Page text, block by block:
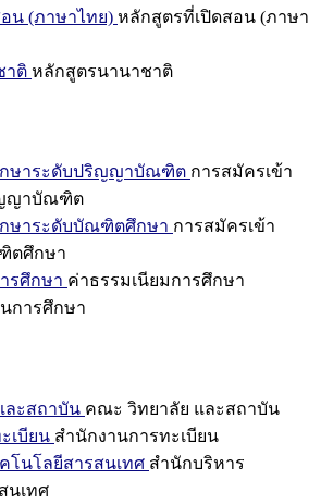
น (ภาษาไทย) หลักสูตรที่เปิดสอน (ภาษา
าติ หลักสูตรนานาชาติ
กษาระดับปริญญาบัณฑิต การสมัครเข้า
ญาบัณฑิต
กษาระดับบัณฑิตศึกษา การสมัครเข้า
ตศึกษา
รศึกษา ค่าธรรมเนียมการศึกษา
การศึกษา
ละสถาบัน คณะ วิทยาลัย และสถาบัน
เบียน สำนักงานการทะเบียน
โนโลยีสารสนเทศ สำนักบริหาร
นเทศ